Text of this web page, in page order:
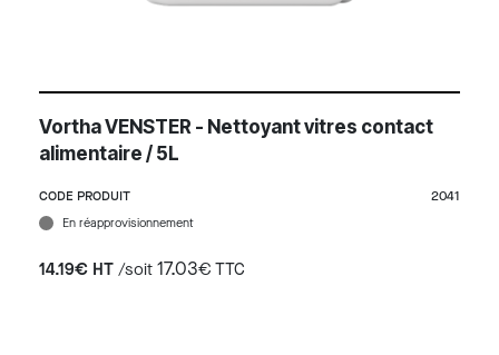
Vortha VENSTER - Nettoyant vitres contact
alimentaire / 5L
CODE PRODUIT 2041
En réapprovisionnement
14.19€ HT /soit 17.03€ TTC